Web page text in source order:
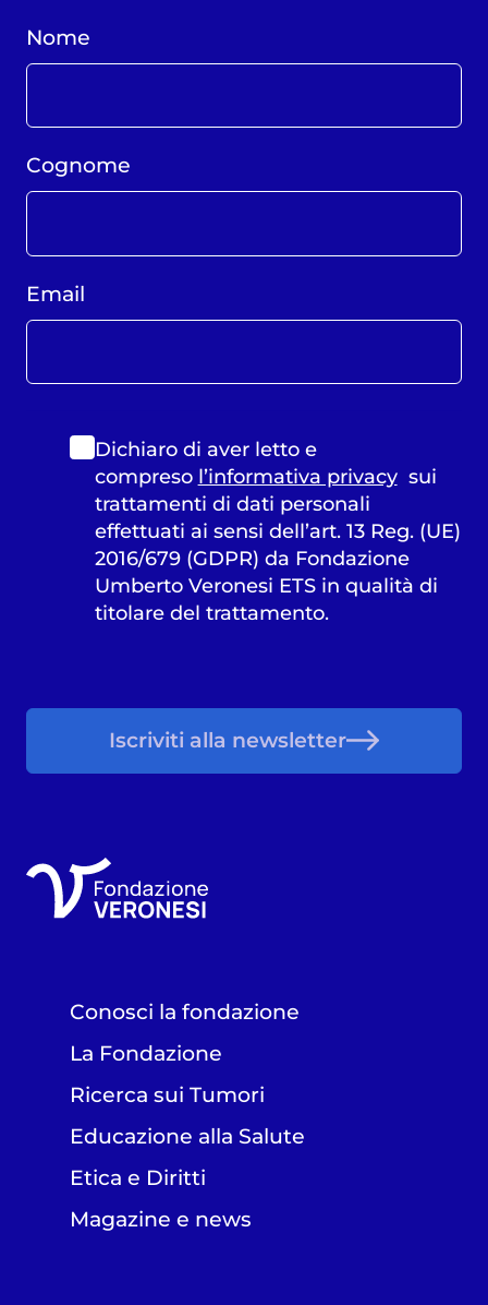
Nome
Cognome
Email
Dichiaro di aver letto e
compreso l’informativa privacysui
trattamenti di dati personali
effettuati ai sensi dell’art. 13 Reg. (UE)
2016/679 (GDPR) da Fondazione
Umberto Veronesi ETS in qualità di
titolare del trattamento.
Iscriviti alla newsletter
Conosci la fondazione
La Fondazione
Ricerca sui Tumori
Educazione alla Salute
Etica e Diritti
Magazine e news